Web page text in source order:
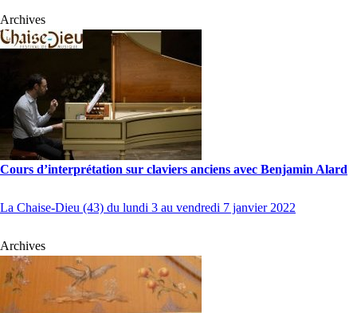
Archives
Cours d’interprétation sur claviers anciens avec Benjamin Alard
La Chaise-Dieu (43) du lundi 3 au vendredi 7 janvier 2022
Archives